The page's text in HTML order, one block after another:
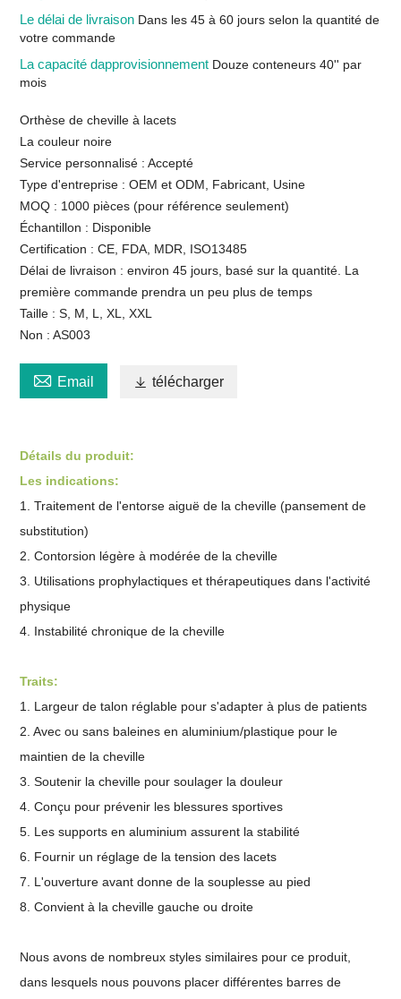
Le délai de livraison Dans les 45 à 60 jours selon la quantité de
votre commande
La capacité dapprovisionnement Douze conteneurs 40'' par
mois
Orthèse de cheville à lacets
La couleur noire
Service personnalisé : Accepté
Type d'entreprise : OEM et ODM, Fabricant, Usine
MOQ : 1000 pièces (pour référence seulement)
Échantillon : Disponible
Certification : CE, FDA, MDR, ISO13485
Délai de livraison : environ 45 jours, basé sur la quantité. La
première commande prendra un peu plus de temps
Taille : S, M, L, XL, XXL
Non : AS003
 Email  télécharger
Détails du produit:
Les indications:
1. Traitement de l'entorse aiguë de la cheville (pansement de
substitution)
2. Contorsion légère à modérée de la cheville
3. Utilisations prophylactiques et thérapeutiques dans l'activité
physique
4. Instabilité chronique de la cheville
Traits:
1. Largeur de talon réglable pour s'adapter à plus de patients
2. Avec ou sans baleines en aluminium/plastique pour le
maintien de la cheville
3. Soutenir la cheville pour soulager la douleur
4. Conçu pour prévenir les blessures sportives
5. Les supports en aluminium assurent la stabilité
6. Fournir un réglage de la tension des lacets
7. L'ouverture avant donne de la souplesse au pied
8. Convient à la cheville gauche ou droite
Nous avons de nombreux styles similaires pour ce produit,
dans lesquels nous pouvons placer différentes barres de